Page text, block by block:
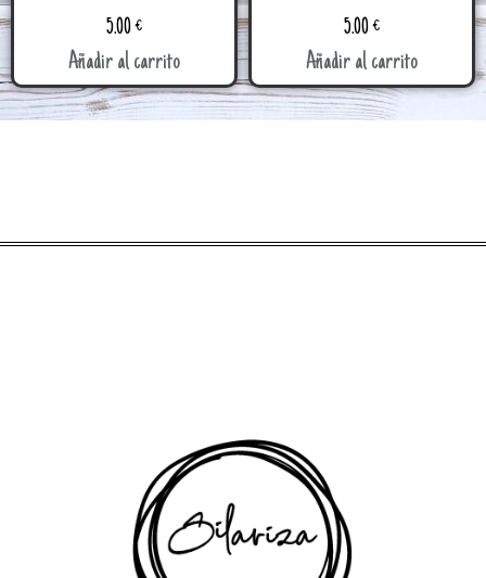
5.00€
Añadir al carrito
5.00€
Añadir al carrito